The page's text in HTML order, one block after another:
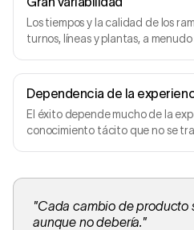
Los tiempos y la calidad de los
turnos, líneas y plantas, a
Dependencia de la
El éxito depende mucho de la
conocimiento tácito que no se
"Cada cambio de producto
aunque no debería."